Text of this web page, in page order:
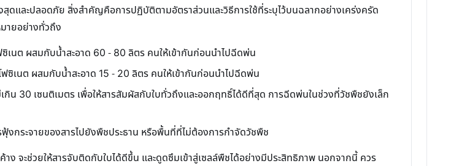
ดและปลอดภัย สิ่งสำคัญคือการปฏิบัติตามอัตราส่วนและวิธีการใช้ที่ระบุไว้บนฉลากอย่างเคร่งครัด
ายอย่างทั่วถึง
นต ผสมกับน้ำสะอาด 60 - 80 ลิตร คนให้เข้ากันก่อนนำไปฉีดพ่น
เนต ผสมกับน้ำสะอาด 15 - 20 ลิตร คนให้เข้ากันก่อนนำไปฉีดพ่น
น 30 เซนติเมตร เพื่อให้สารสัมผัสกับใบทั่วถึงและออกฤทธิ์ได้ดีที่สุด การฉีดพ่นในช่วงที่วัชพืชยังเล็ก
กระจายของสารไปยังพืชประธาน หรือพื้นที่ที่ไม่ต้องการกำจัดวัชพืช
ง จะช่วยให้สารจับติดกับใบได้ดีขึ้น และดูดซึมเข้าสู่เซลล์พืชได้อย่างมีประสิทธิภาพ นอกจากนี้ ควร